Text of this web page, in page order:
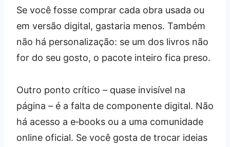
Se você fosse comprar cada obra usada ou
em versão digital, gastaria menos. Também
não há personalização: se um dos livros não
for do seu gosto, o pacote inteiro fica preso.
Outro ponto crítico – quase invisível na
página – é a falta de componente digital. Não
há acesso a e‑books ou a uma comunidade
online oficial. Se você gosta de trocar ideias